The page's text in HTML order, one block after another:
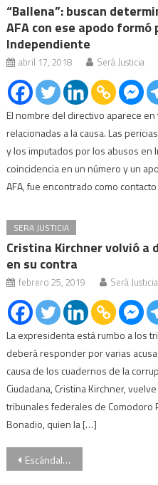
“Ballena”: buscan
AFA con ese apodo
Independiente
abril 17, 2018 Será Justicia
El nombre del directivo aparece
relacionadas a la causa. Las
y los imputados por los abusos
coincidencia en un número y un
AFA, fue encontrado como
SERA JUSTICIA
Cristina Kirchner volvió a
en su contra
febrero 25, 2019 Será Justicia
La expresidenta está rumbo a los
deberá responder por varias
causa de los cuadernos de la
Ciudadana, Cristina Kirchner,
tribunales federales de Comodoro
Bonadio, quien la […]
Navegación
Escándalo en Boca: las dos bailarinas presentaron la denuncia judicial